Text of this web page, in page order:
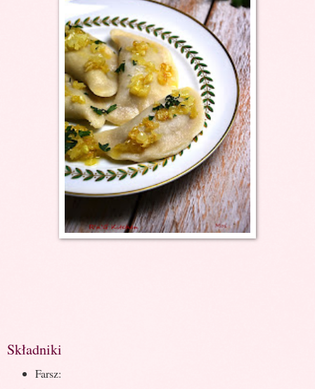
Składniki
Farsz: